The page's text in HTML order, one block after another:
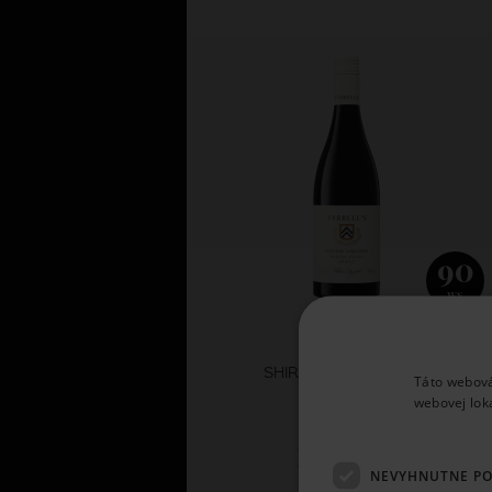
90
WS
SHIRAZ STEVENS 2018Táto
webovej
NEVYHNUTNE